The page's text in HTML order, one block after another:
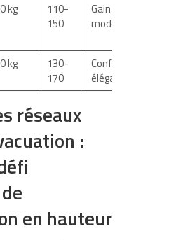
kg
110-
150
Gain de place,
moderne
kg
130-
170
Confort et
élégance
réseaux
:
en hauteur